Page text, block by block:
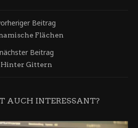
Beitrag
Flächen
nächster Beitrag
Hinter Gittern
AUCH INTERESSANT?